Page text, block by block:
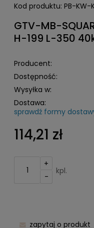
Kod produktu: PB-KW-
GTV-MB-
H-199 L-350
Producent:
Dostępność:
Wysyłka w:
Dostawa:
Cena nie zawiera
sprawdź formy
114,21 zł
+
-
kpl.
zapytaj o produkt